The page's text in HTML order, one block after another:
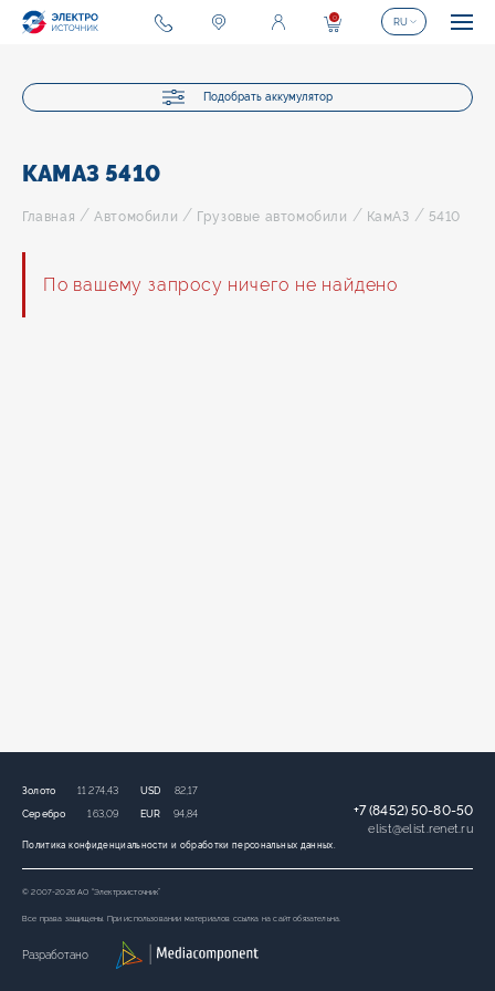
Подобрать аккумулятор
КАМАЗ 5410
Главная /Автомобили / Грузовые автомобили / КамАЗ / 5410
По вашему запросу ничего не найдено
Политика конфиденциальности и обработки персональных данных.
Золото 11 274,43
Серебро 163,09
USD 82,17
EUR 94,84 +7 (8452) 50-80-50
elist@elist.renet.ru
© 2007-2026 АО “Электроисточник”
Все права защищены. При использовании материалов ссылка на сайт обязательна.
Разработано
0 RU